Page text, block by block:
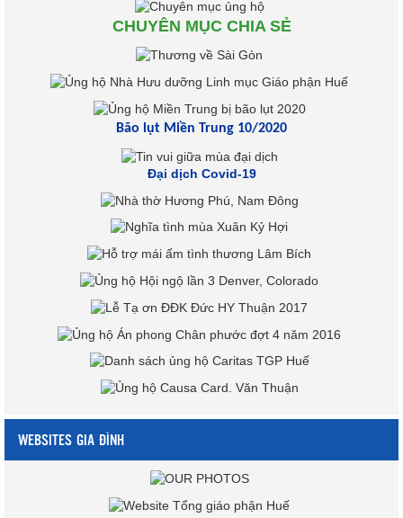
CHUYÊN MỤC CHIA SẺ
Bão lụt Miền Trung 10/2020
Đại dịch Covid-19
WEBSITES GIA ĐÌNH